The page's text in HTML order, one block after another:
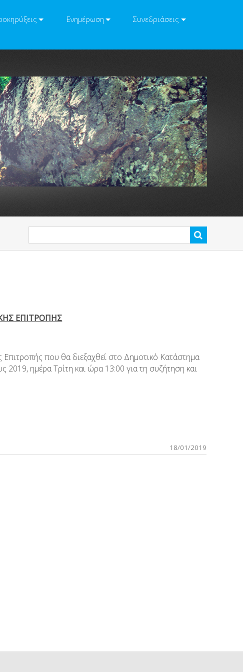
Ενημέρωση
Συνεδριάσεις
ΕΠΙΤΡΟΠΗΣ
που θα διεξαχθεί στο Δημοτικό Κατάστημα
ημέρα Τρίτη και ώρα 13:00 για τη συζήτηση και
18/01/2019